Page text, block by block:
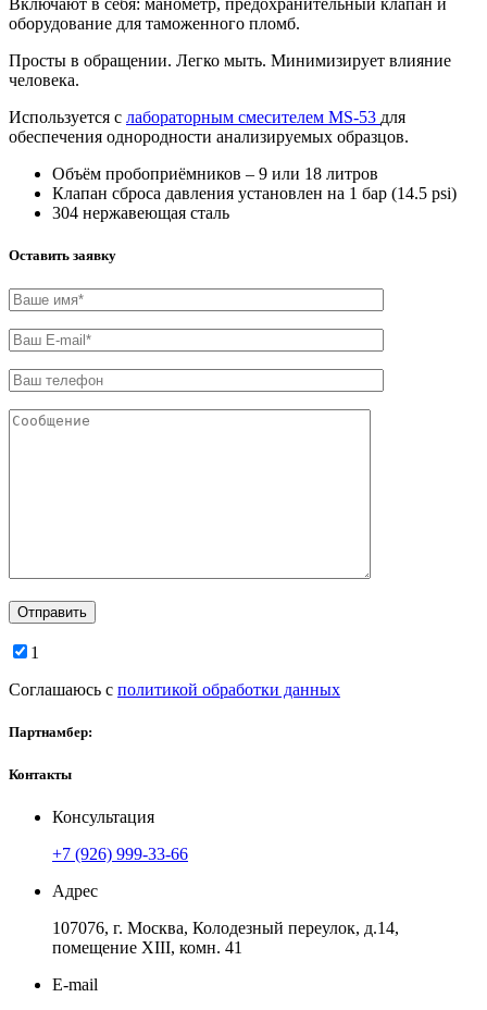
оборудование для таможенного пломб.
Просты в обращении. Легко мыть. Минимизирует влияние
человека.
Используется с лабораторным смесителем MS-53 для
обеспечения однородности анализируемых образцов.
Объём пробоприёмников – 9 или 18 литров
Клапан сброса давления установлен на 1 бар (14.5 psi)
304 нержавеющая сталь
Оставить заявку
1
Соглашаюсь с политикой обработки данных
Партнамбер:
Контакты
Консультация
+7 (926) 999-33-66
Адрес
107076, г. Москва, Колодезный переулок, д.14,
помещение ХIII, комн. 41
E-mail